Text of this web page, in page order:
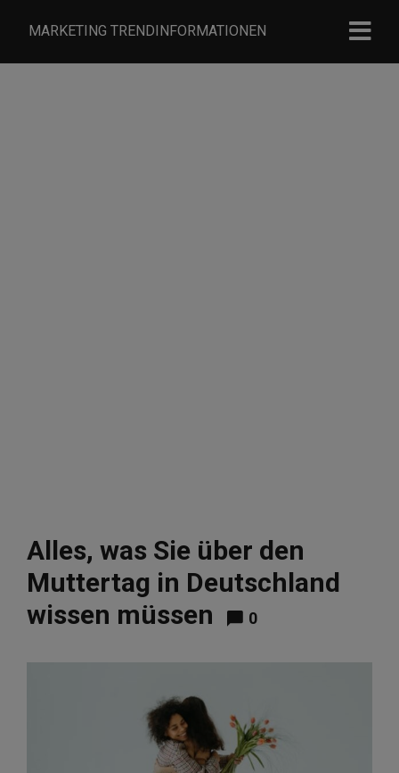
MARKETING TRENDINFORMATIONEN
Alles, was Sie über den
Muttertag in Deutschland
wissen müssen
0